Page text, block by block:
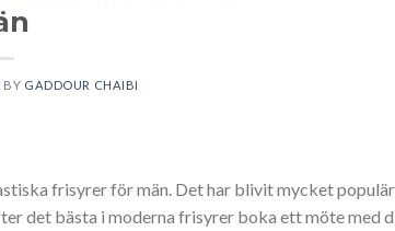
BY GADDOUR CHAIBI
frisyrer för män. Det har blivit mycket
det bästa i moderna frisyrer boka ett möte med